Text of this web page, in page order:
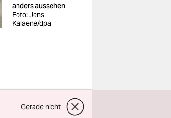
anders aussehen
Foto: Jens
Kalaene/dpa
Gerade nicht